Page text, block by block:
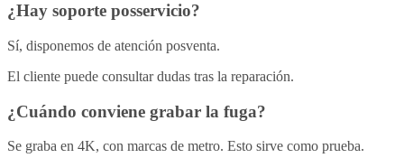
¿Hay soporte posservicio?
Sí, disponemos de atención posventa.
El cliente puede consultar dudas tras la reparación.
¿Cuándo conviene grabar la fuga?
Se graba en 4K, con marcas de metro. Esto sirve como prueba.